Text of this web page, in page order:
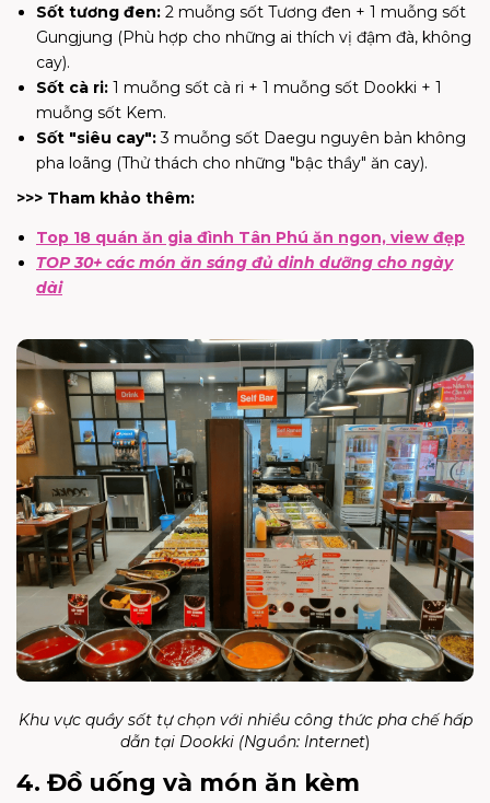
Sốt tương đen: 2 muỗng sốt Tương đen + 1 muỗng sốt
Gungjung (Phù hợp cho những ai thích vị đậm đà, không
cay).
Sốt cà ri: 1 muỗng sốt cà ri + 1 muỗng sốt Dookki + 1
muỗng sốt Kem.
Sốt "siêu cay":3 muỗng sốt Daegu nguyên bản không
pha loãng (Thử thách cho những "bậc thầy" ăn cay).
>>> Tham khảo thêm:
Top 18 quán ăn gia đình Tân Phú ăn ngon, view đẹp
TOP 30+ các món ăn sáng đủ dinh dưỡng cho ngày
dài
Khu vực quầy sốt tự chọn với nhiều công thức pha chế hấp
dẫn tại Dookki (Nguồn: Internet)
4. Đồ uống và món ăn kèm